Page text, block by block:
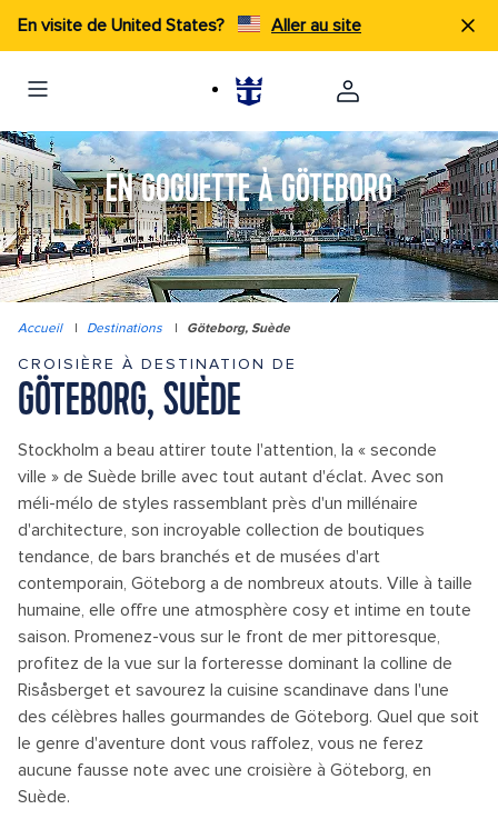
En visite de United States? Aller au site
EN GOGUETTE À GÖTEBORG
Accueil | Destinations | Göteborg, Suède
CROISIÈRE À DESTINATION DE
GÖTEBORG, SUÈDE
Stockholm a beau attirer toute l'attention, la « seconde
ville » de Suède brille avec tout autant d'éclat. Avec son
méli-mélo de styles rassemblant près d'un millénaire
d'architecture, son incroyable collection de boutiques
tendance, de bars branchés et de musées d'art
contemporain, Göteborg a de nombreux atouts. Ville à taille
humaine, elle offre une atmosphère cosy et intime en toute
saison. Promenez-vous sur le front de mer pittoresque,
profitez de la vue sur la forteresse dominant la colline de
Risåsberget et savourez la cuisine scandinave dans l'une
des célèbres halles gourmandes de Göteborg. Quel que soit
le genre d'aventure dont vous raffolez, vous ne ferez
aucune fausse note avec une croisière à Göteborg, en
Suède.